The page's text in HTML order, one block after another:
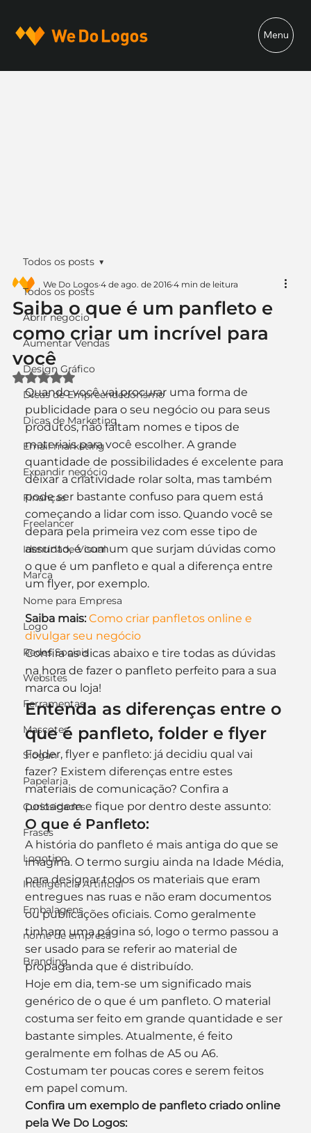
Menu
Todos os posts
Abrir negócio
Aumentar Vendas
Design Gráfico
Dicas de Empreendedorismo
Dicas de Marketing
Email marketing
Expandir negócio
Finanças
Freelancer
Identidade Visual
Marca
Nome para Empresa
Logo
Redes Sociais
Websites
Ferramentas
Mascotes
Slogan
Papelaria
Curiosidades
Frases
Logotipo
Inteligência Artificial
Embalagens
nome de empresa
Branding
Todos os posts
Saiba o que é um panfleto e
como criar um incrível para
você
We Do Logos 4 de ago. de 2016 4 min de leitura
Avaliado com NaN de 5 estrelas.
Quando você vai procurar uma forma de
publicidade para o seu negócio ou para seus
produtos, não faltam nomes e tipos de
materiais para você escolher. A grande
quantidade de possibilidades é excelente para
deixar a criatividade rolar solta, mas também
pode ser bastante confuso para quem está
começando a lidar com isso. Quando você se
depara pela primeira vez com esse tipo de
assunto, é comum que surjam dúvidas como
o que é um panfleto e qual a diferença entre
um flyer, por exemplo.
Saiba mais: Como criar panfletos online e
divulgar seu negócio
Confira as dicas abaixo e tire todas as dúvidas
na hora de fazer o panfleto perfeito para a sua
marca ou loja!
Entenda as diferenças entre o
que é panfleto, folder e flyer
Folder, flyer e panfleto: já decidiu qual vai
fazer? Existem diferenças entre estes
materiais de comunicação? Confira a
postagem e fique por dentro deste assunto:
O que é Panfleto:
A história do panfleto é mais antiga do que se
imagina. O termo surgiu ainda na Idade Média,
para designar todos os materiais que eram
entregues nas ruas e não eram documentos
ou publicações oficiais. Como geralmente
tinham uma página só, logo o termo passou a
ser usado para se referir ao material de
propaganda que é distribuído.
Hoje em dia, tem-se um significado mais
genérico de o que é um panfleto. O material
costuma ser feito em grande quantidade e ser
bastante simples. Atualmente, é feito
geralmente em folhas de A5 ou A6.
Costumam ter poucas cores e serem feitos
em papel comum.
Confira um exemplo de panfleto criado online
pela We Do Logos: